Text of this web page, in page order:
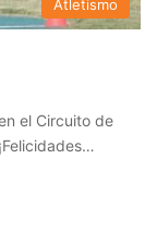
Atletismo
el Circuito de